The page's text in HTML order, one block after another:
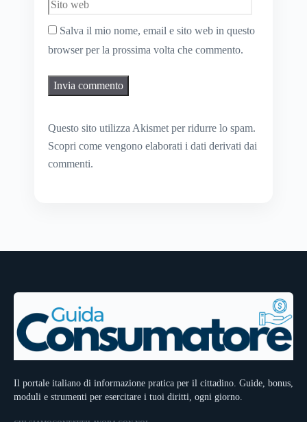
Salva il mio nome, email e sito web in questo
browser per la prossima volta che commento.
Questo sito utilizza Akismet per ridurre lo spam.
Scopri come vengono elaborati i dati derivati dai
commenti.
Il portale italiano di informazione pratica per il cittadino. Guide, bonus,
moduli e strumenti per esercitare i tuoi diritti, ogni giorno.